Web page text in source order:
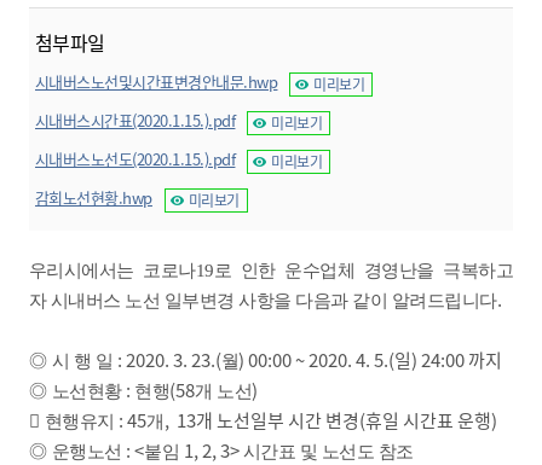
첨부파일
시내버스노선및시간표변경안내문.hwp 미리보기
시내버스시간표(2020.1.15.).pdf 미리보기
시내버스노선도(2020.1.15.).pdf 미리보기
감회노선현황.hwp 미리보기
우리시에서는 코로나19로 인한 운수업체 경영난을 극복하고
자 시내버스 노선 일부변경 사항을 다음과 같이 알려드립니다.
◎ 시 행 일 : 2020. 3. 23.(월) 00:00 ~ 2020. 4. 5.(일) 24:00 까지
◎ 노선현황 : 현행(58개 노선)
󰋻 현행유지 : 45개 , 13개 노선일부 시간 변경(휴일 시간표 운행)
◎ 운행노선 : <붙임 1, 2, 3>시간표 및 노선도 참조